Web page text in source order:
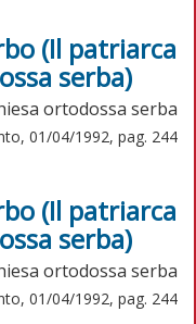
(Il patriarca
serba)
ortodossa serba
01/04/1992, pag. 244
(Il patriarca
serba)
ortodossa serba
01/04/1992, pag. 244